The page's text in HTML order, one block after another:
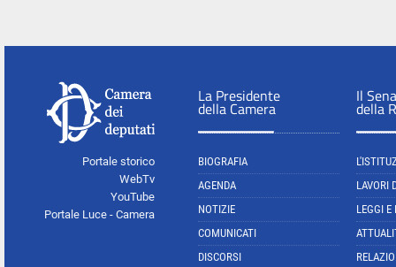
Portale storico
WebTv
YouTube
Portale Luce - Camera
La Presidente
della Camera
BIOGRAFIA
AGENDA
NOTIZIE
COMUNICATI
DISCORSI
Il
della
LAVORI
LEGGI E